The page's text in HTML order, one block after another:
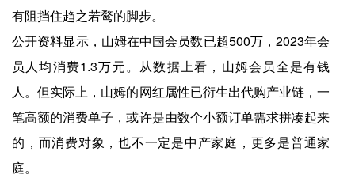
有阻挡住趋之若鹜的脚步。
公开资料显示，山姆在中国会员数已超500万，2023年会
员人均消费1.3万元。从数据上看，山姆会员全是有钱
人。但实际上，山姆的网红属性已衍生出代购产业链，一
笔高额的消费单子，或许是由数个小额订单需求拼凑起来
的，而消费对象，也不一定是中产家庭，更多是普通家
庭。